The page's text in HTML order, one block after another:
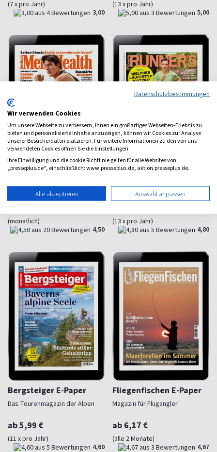
(7 x pro Jahr)
3,00
(13 x pro Jahr)
5,00
Men's Health E-Paper
Fitness für Männer
(monatlich)
4,50
Runner's World E-Paper
Das große Laufmagazin
(13 x pro Jahr)
4,80
Bergsteiger E-Paper
Das Tourenmagazin der Alpen
ab 5,99 €
(11 x pro Jahr)
4,60
Fliegenfischen E-Paper
Magazin für Flugangler
ab 6,17 €
(alle 2 Monate)
4,67
Datenschutzbestimmungen
Wir verwenden Cookies
Um unsere Webseite zu verbessern, Ihnen ein großartiges Webseiten-Erlebnis zu
bieten und personalisierte Inhalte anzuzeigen, können wir Cookies zur Analyse
unserer Besucherdaten platzieren. Für weitere Informationen zu den von uns
verwendeten Cookies öffnen Sie die Einstellungen.
Ihre Einwilligung und die cookie Richtlinie gelten für alle Websites von
„presseplus.de“, einschließlich: www.presseplus.de, aktion.presseplus.de.
Alle akzeptieren Auswahl anpassen